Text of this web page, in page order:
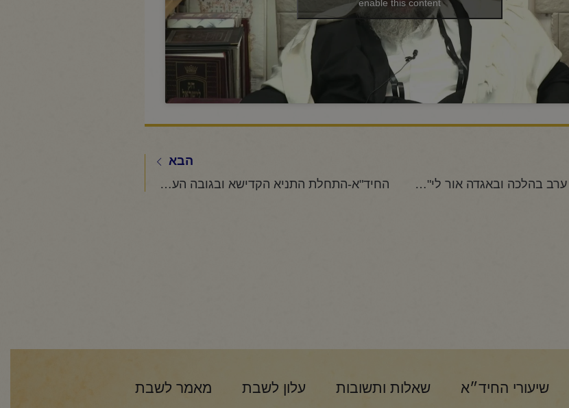
enable this content
החיד"א-שיעור ערב בהלכה ובאגדה אור לי"ח כסלו תשפ"ה
הבא
החיד"א-התחלת התניא הקדישא ובגובה העיניים-י"ט כסלו תשפ"ה
שיעורי החיד״א שאלות ותשובות עלון לשבת מאמר לשבת